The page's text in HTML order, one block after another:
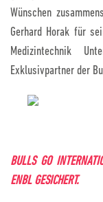
Wünschen
Gerhard Horak für
Medizintechnik
Exklusivpartner der
BULLS GO
ENBL GESICHERT.